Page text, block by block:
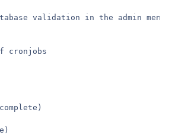
validation in the admin
cronjobs